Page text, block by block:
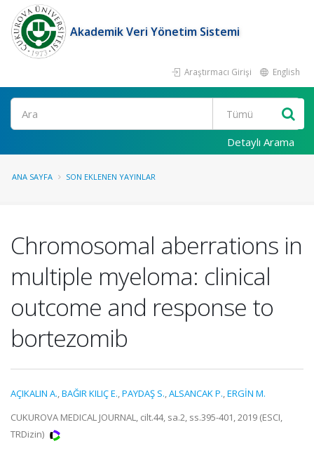
Akademik Veri Yönetim Sistemi
Araştırmacı Girişi English
Ara
Detaylı Arama
ANA SAYFA SON EKLENEN YAYINLAR
Chromosomal aberrations in
multiple myeloma: clinical
outcome and response to
bortezomib
AÇIKALIN A.,BAĞIR KILIÇ E.,PAYDAŞ S.,ALSANCAK P.,ERGİN M.
CUKUROVA MEDICAL JOURNAL, cilt.44, sa.2, ss.395-401, 2019 (ESCI,
TRDizin)